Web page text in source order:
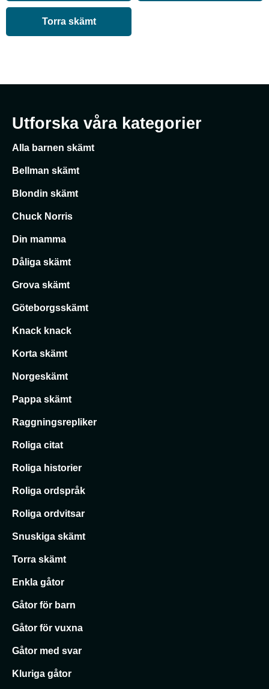
Torra skämt
Utforska våra kategorier
Alla barnen skämt
Bellman skämt
Blondin skämt
Chuck Norris
Din mamma
Dåliga skämt
Grova skämt
Göteborgsskämt
Knack knack
Korta skämt
Norgeskämt
Pappa skämt
Raggningsrepliker
Roliga citat
Roliga historier
Roliga ordspråk
Roliga ordvitsar
Snuskiga skämt
Torra skämt
Enkla gåtor
Gåtor för barn
Gåtor för vuxna
Gåtor med svar
Kluriga gåtor